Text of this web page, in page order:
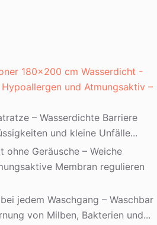
180x200 cm Wasserdicht -
und Atmungsaktiv –
– Wasserdichte Barriere
und kleine Unfälle...
ohne Geräusche – Weiche
Membran regulieren
jedem Waschgang – Waschbar
von Milben, Bakterien und...